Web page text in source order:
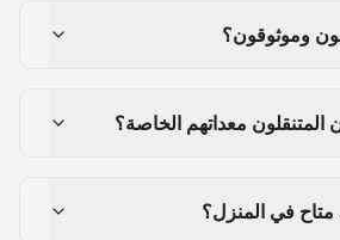
وموثوقون؟
معداتهم الخاصة؟
متاح في المنزل؟